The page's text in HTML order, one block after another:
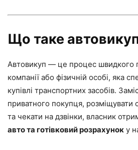
Що таке
Автовикуп — це процес швидкого
компанії або фізичній особі, яка
купівлі транспортних засобів.
приватного покупця, розміщувати
та чекати на дзвінки, власник
авто та готівковий розрахунок у